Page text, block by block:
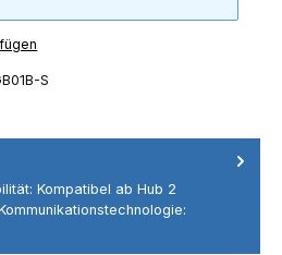
S
Kompatibel ab Hub 2